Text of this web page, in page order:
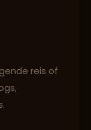
en milieu
reis of